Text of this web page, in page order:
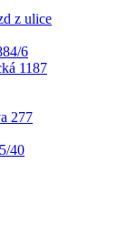
z ulice
6
1187
277
40